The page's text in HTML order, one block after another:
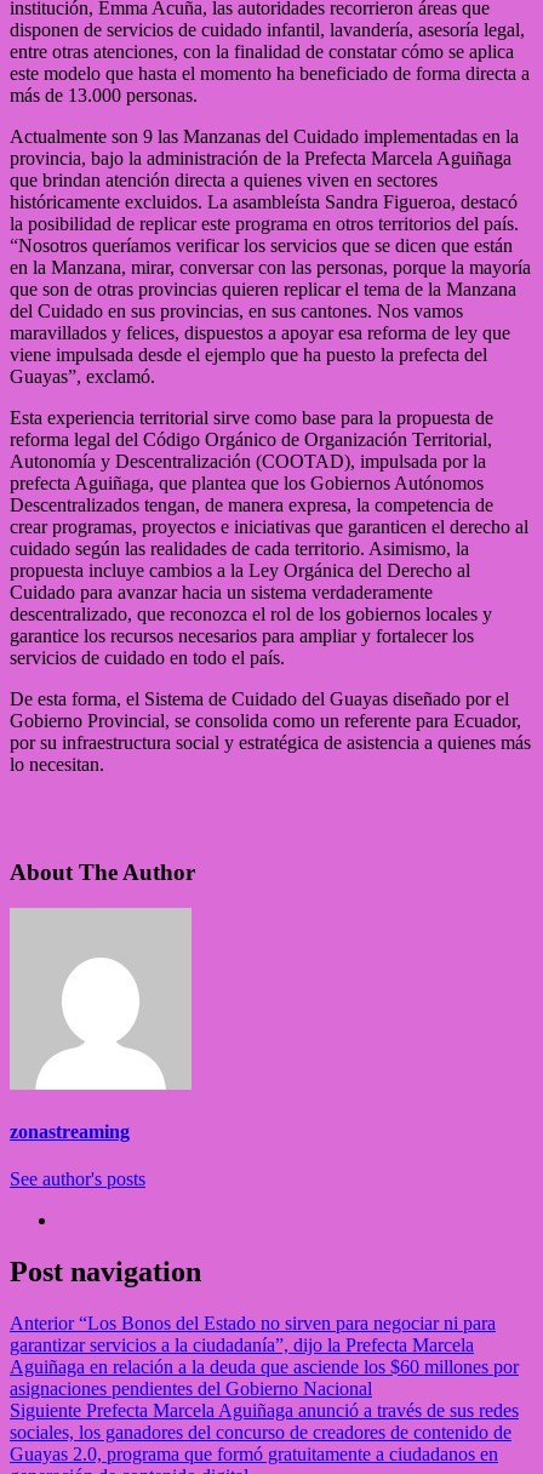
institución, Emma Acuña, las autoridades recorrieron áreas que
disponen de servicios de cuidado infantil, lavandería, asesoría legal,
entre otras atenciones, con la finalidad de constatar cómo se aplica
este modelo que hasta el momento ha beneficiado de forma directa a
más de 13.000 personas.
Actualmente son 9 las Manzanas del Cuidado implementadas en la
provincia, bajo la administración de la Prefecta Marcela Aguiñaga
que brindan atención directa a quienes viven en sectores
históricamente excluidos. La asambleísta Sandra Figueroa, destacó
la posibilidad de replicar este programa en otros territorios del país.
“Nosotros queríamos verificar los servicios que se dicen que están
en la Manzana, mirar, conversar con las personas, porque la mayoría
que son de otras provincias quieren replicar el tema de la Manzana
del Cuidado en sus provincias, en sus cantones. Nos vamos
maravillados y felices, dispuestos a apoyar esa reforma de ley que
viene impulsada desde el ejemplo que ha puesto la prefecta del
Guayas”, exclamó.
Esta experiencia territorial sirve como base para la propuesta de
reforma legal del Código Orgánico de Organización Territorial,
Autonomía y Descentralización (COOTAD), impulsada por la
prefecta Aguiñaga, que plantea que los Gobiernos Autónomos
Descentralizados tengan, de manera expresa, la competencia de
crear programas, proyectos e iniciativas que garanticen el derecho al
cuidado según las realidades de cada territorio. Asimismo, la
propuesta incluye cambios a la Ley Orgánica del Derecho al
Cuidado para avanzar hacia un sistema verdaderamente
descentralizado, que reconozca el rol de los gobiernos locales y
garantice los recursos necesarios para ampliar y fortalecer los
servicios de cuidado en todo el país.
De esta forma, el Sistema de Cuidado del Guayas diseñado por el
Gobierno Provincial, se consolida como un referente para Ecuador,
por su infraestructura social y estratégica de asistencia a quienes más
lo necesitan.
About The Author
zonastreaming
See author's posts
Post navigation
Anterior“Los Bonos del Estado no sirven para negociar ni para
garantizar servicios a la ciudadanía”, dijo la Prefecta Marcela
Aguiñaga en relación a la deuda que asciende los $60 millones por
asignaciones pendientes del Gobierno Nacional
Siguiente Prefecta Marcela Aguiñaga anunció a través de sus redes
sociales, los ganadores del concurso de creadores de contenido de
Guayas 2.0, programa que formó gratuitamente a ciudadanos en